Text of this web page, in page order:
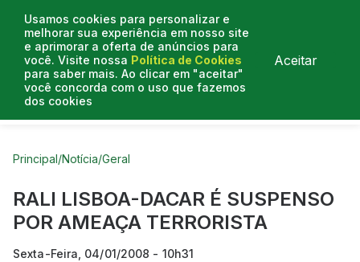
Usamos cookies para personalizar e
melhorar sua experiência em nosso site
e aprimorar a oferta de anúncios para
você. Visite nossa Política de Cookies
para saber mais. Ao clicar em "aceitar"
você concorda com o uso que fazemos
dos cookies
Aceitar
Curtas do Poder
Principal/Notícia/Geral
RALI LISBOA-DACAR É SUSPENSO
POR AMEAÇA TERRORISTA
Sexta-Feira, 04/01/2008 - 10h31